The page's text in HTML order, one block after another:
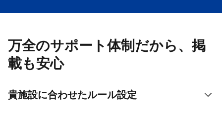
万全のサポート体制だから、掲
載も安心
貴施設に合わせたルール設定